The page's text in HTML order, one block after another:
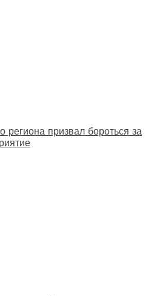
региона призвал бороться за